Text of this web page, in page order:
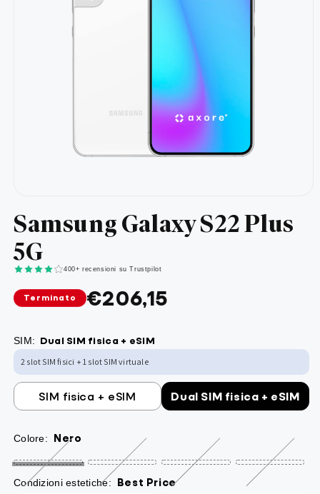
contenuti
multimediali
1
finestra
Samsung Galaxy S22 Plus
5G
400+ recensioni su Trustpilot
Terminato €206,15
SIM: Dual SIM fisica + eSIM
2 slot SIM fisici + 1 slot SIM virtuale
SIM fisica + eSIM Dual SIM fisica + eSIM
Colore: Nero
Condizioni estetiche: Best Price